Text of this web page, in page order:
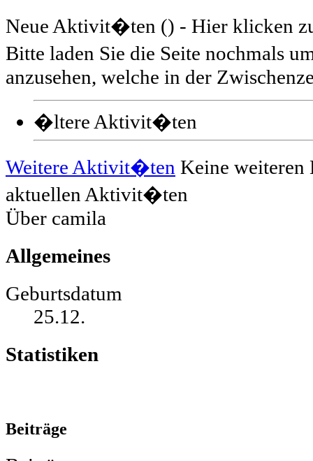
Neue Aktivit�ten () - Hier klicken
Bitte laden Sie die Seite nochmals
anzusehen, welche in der
�ltere Aktivit�ten
Weitere Aktivit�ten Keine weiteren
aktuellen Aktivit�ten
Über camila
Allgemeines
Geburtsdatum
25.12.
Statistiken
Beiträge